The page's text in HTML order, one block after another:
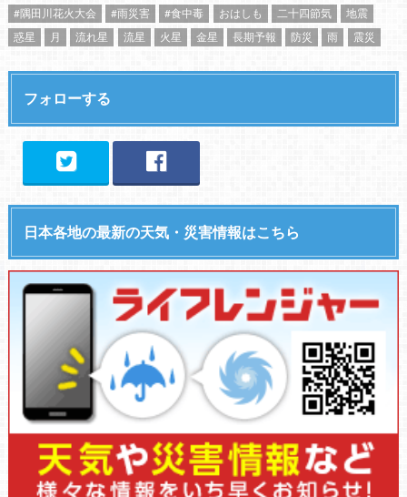
#隅田川花火大会
#雨災害 #食中毒 おはしも 二十四節気
地震
惑星
月 流れ星 流星 火星 金星 長期予報 防災 雨 震災
フォローする
日本各地の最新の天気・災害情報はこちら